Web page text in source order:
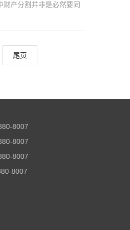
产分割并非是必然要同
尾页
8007
8007
8007
8007